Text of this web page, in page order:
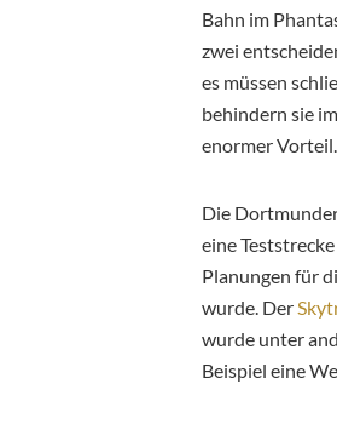
Bahn im
zwei
es müssen
behindern sie
enormer Vorteil.
Die
eine
Planungen für
wurde. Der
wurde unter
Beispiel eine